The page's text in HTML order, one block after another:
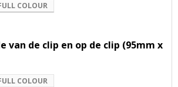
COLOUR
van de clip en op de clip (95mm x
COLOUR